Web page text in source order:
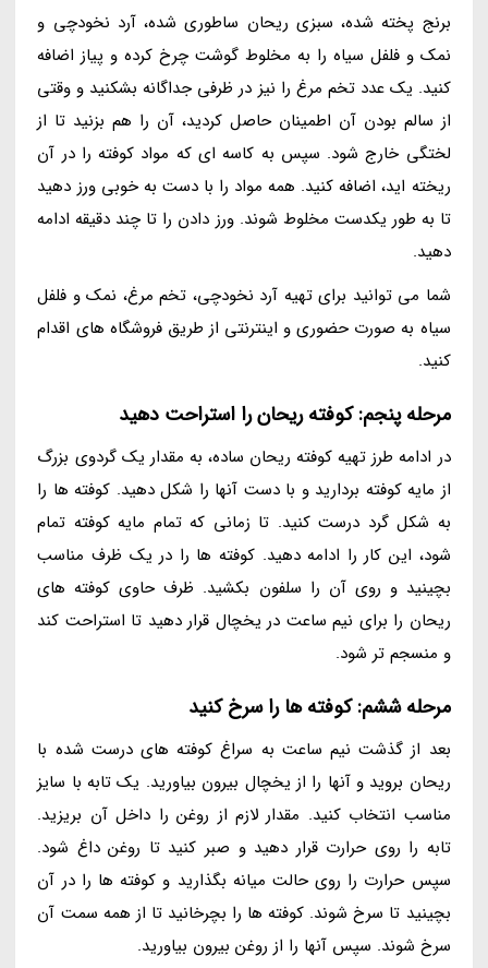
برنج پخته شده، سبزی ریحان ساطوری شده، آرد نخودچی و
نمک و فلفل سیاه را به مخلوط گوشت چرخ کرده و پیاز اضافه
کنید. یک عدد تخم مرغ را نیز در ظرفی جداگانه بشکنید و وقتی
از سالم بودن آن اطمینان حاصل کردید، آن را هم بزنید تا از
لختگی خارج شود. سپس به کاسه ای که مواد کوفته را در آن
ریخته اید، اضافه کنید. همه مواد را با دست به خوبی ورز دهید
تا به طور یکدست مخلوط شوند. ورز دادن را تا چند دقیقه ادامه
دهید.
شما می توانید برای تهیه آرد نخودچی، تخم مرغ، نمک و فلفل
سیاه به صورت حضوری و اینترنتی از طریق فروشگاه های اقدام
کنید.
مرحله پنجم: کوفته ریحان را استراحت دهید
در ادامه طرز تهیه کوفته ریحان ساده، به مقدار یک گردوی بزرگ
از مایه کوفته بردارید و با دست آنها را شکل دهید. کوفته ها را
به شکل گرد درست کنید. تا زمانی که تمام مایه کوفته تمام
شود، این کار را ادامه دهید. کوفته ها را در یک ظرف مناسب
بچینید و روی آن را سلفون بکشید. ظرف حاوی کوفته های
ریحان را برای نیم ساعت در یخچال قرار دهید تا استراحت کند
و منسجم تر شود.
مرحله ششم: کوفته ها را سرخ کنید
بعد از گذشت نیم ساعت به سراغ کوفته های درست شده با
ریحان بروید و آنها را از یخچال بیرون بیاورید. یک تابه با سایز
مناسب انتخاب کنید. مقدار لازم از روغن را داخل آن بریزید.
تابه را روی حرارت قرار دهید و صبر کنید تا روغن داغ شود.
سپس حرارت را روی حالت میانه بگذارید و کوفته ها را در آن
بچینید تا سرخ شوند. کوفته ها را بچرخانید تا از همه سمت آن
سرخ شوند. سپس آنها را از روغن بیرون بیاورید.